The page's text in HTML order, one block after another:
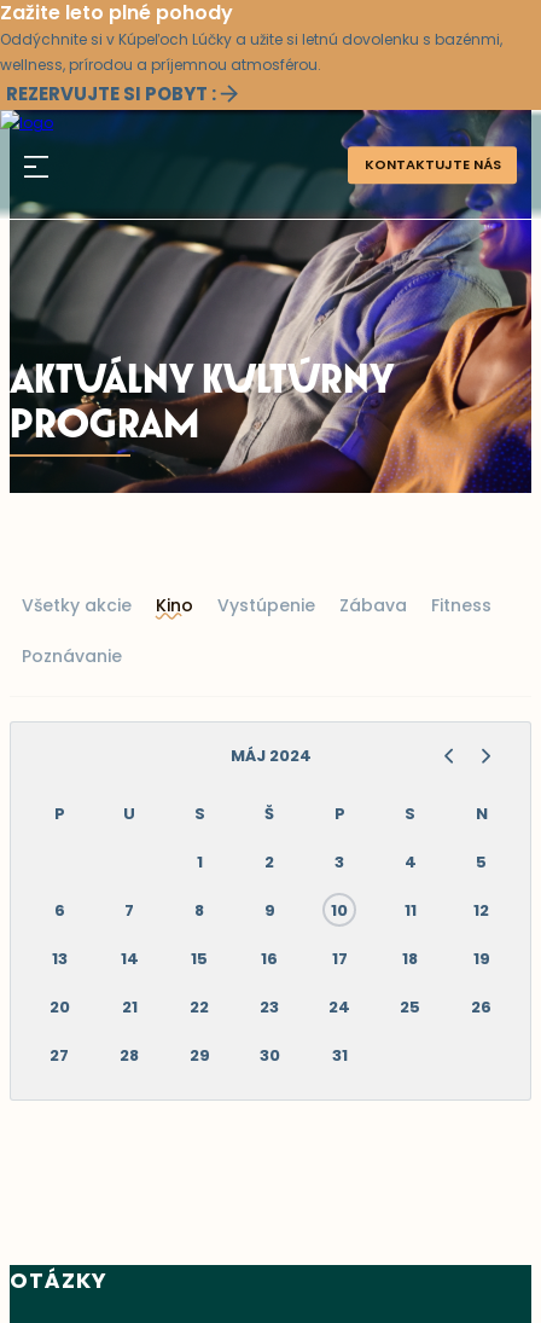
Zažite leto plné pohody
Oddýchnite si v Kúpeľoch Lúčky a užite si letnú dovolenku s bazénmi,
wellness, prírodou a príjemnou atmosférou.
REZERVUJTE SI POBYT :
KONTAKTUJTE NÁS
AKTUÁLNY KULTÚRNY
PROGRAM
Všetky akcie Kino Vystúpenie Zábava Fitness
Poznávanie
MÁJ 2024
P U S Š P S N
1 2 3 4 5
6 7 8 9 10 11 12
13 14 15 16 17 18 19
20 21 22 23 24 25 26
27 28 29 30 31
OTÁZKY